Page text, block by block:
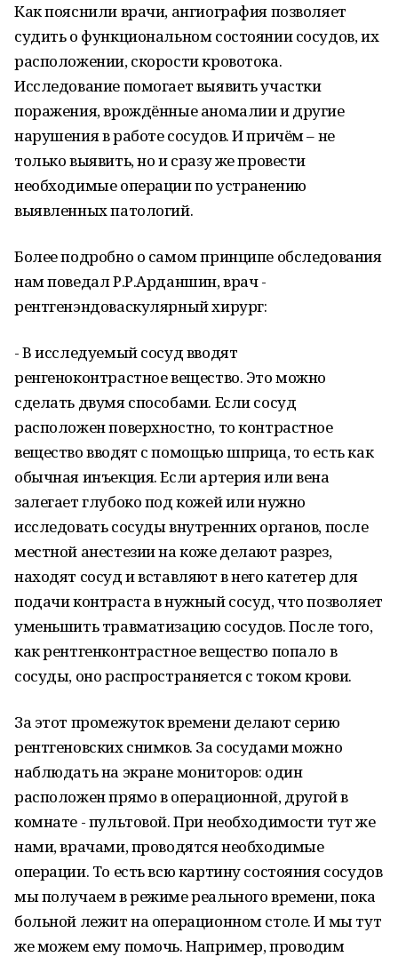
Как пояснили врачи, ангиография позволяет
судить о функциональном состоянии сосудов, их
расположении, скорости кровотока.
Исследование помогает выявить участки
поражения, врождённые аномалии и другие
нарушения в работе сосудов. И причём – не
только выявить, но и сразу же провести
необходимые операции по устранению
выявленных патологий.
Более подробно о самом принципе обследования
нам поведал Р.Р.Арданшин, врач -
рентгенэндоваскулярный хирург:
- В исследуемый сосуд вводят
ренгеноконтрастное вещество. Это можно
сделать двумя способами. Если сосуд
расположен поверхностно, то контрастное
вещество вводят с помощью шприца, то есть как
обычная инъекция. Если артерия или вена
залегает глубоко под кожей или нужно
исследовать сосуды внутренних органов, после
местной анестезии на коже делают разрез,
находят сосуд и вставляют в него катетер для
подачи контраста в нужный сосуд, что позволяет
уменьшить травматизацию сосудов. После того,
как рентгенконтрастное вещество попало в
сосуды, оно распространяется с током крови.
За этот промежуток времени делают серию
рентгеновских снимков. За сосудами можно
наблюдать на экране мониторов: один
расположен прямо в операционной, другой в
комнате - пультовой. При необходимости тут же
нами, врачами, проводятся необходимые
операции. То есть всю картину состояния сосудов
мы получаем в режиме реального времени, пока
больной лежит на операционном столе. И мы тут
же можем ему помочь. Например, проводим